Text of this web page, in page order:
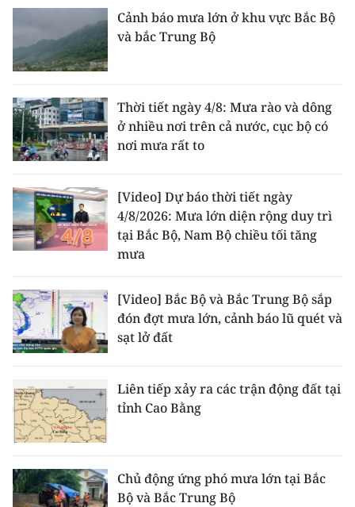
Cảnh báo mưa lớn ở khu vực Bắc Bộ
và bắc Trung Bộ
Thời tiết ngày 4/8: Mưa rào và dông
ở nhiều nơi trên cả nước, cục bộ có
nơi mưa rất to
[Video] Dự báo thời tiết ngày
4/8/2026: Mưa lớn diện rộng duy trì
tại Bắc Bộ, Nam Bộ chiều tối tăng
mưa
[Video] Bắc Bộ và Bắc Trung Bộ sắp
đón đợt mưa lớn, cảnh báo lũ quét và
sạt lở đất
Liên tiếp xảy ra các trận động đất tại
tỉnh Cao Bằng
Chủ động ứng phó mưa lớn tại Bắc
Bộ và Bắc Trung Bộ